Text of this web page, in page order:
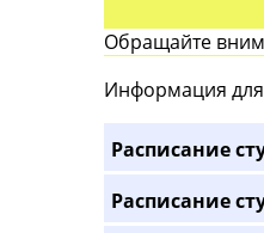
Обращайте
Информация
Расписание
Расписание